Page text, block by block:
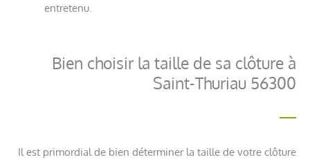
entretenu.
Bien choisir la taille de sa clôture à
Saint-Thuriau 56300
Il est primordial de bien déterminer la taille de votre clôture